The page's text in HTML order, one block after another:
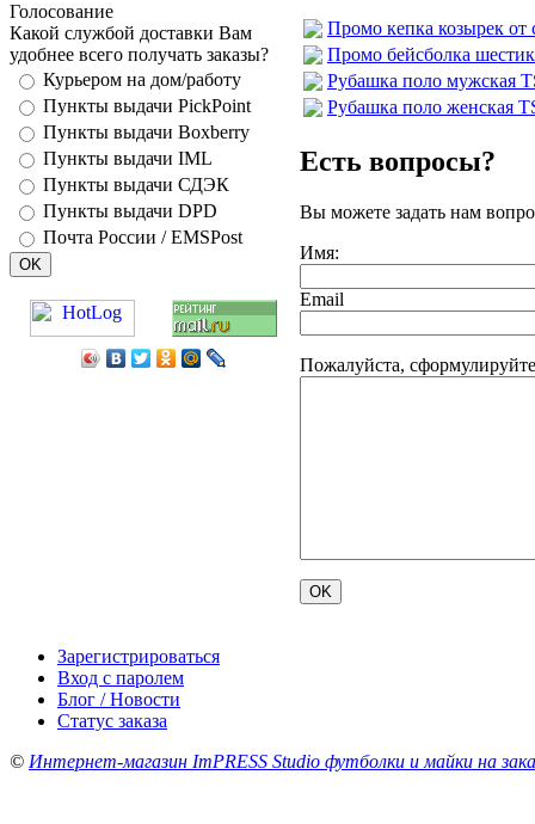
Голосование
Какой службой доставки Вам
удобнее всего получать заказы?
Курьером на дом/работу
Пункты выдачи PickPoint
Пункты выдачи Boxberry
Пункты выдачи IML
Пункты выдачи СДЭК
Пункты выдачи DPD
Почта России / EMSPost
Промо кепка козырек от
Промо бейсболка
Рубашка поло мужская
Рубашка поло женская
Есть вопросы?
Вы можете задать нам
Имя:
Email
Пожалуйста,
Зарегистрироваться
Вход с паролем
Блог / Новости
Статус заказа
© Интернет-магазин ImPRESS Studio футболки и майки на